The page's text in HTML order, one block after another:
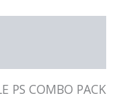
PS COMBO PACK